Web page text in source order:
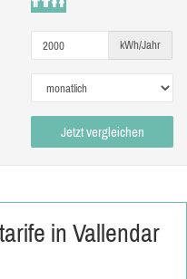
kWh/Jahr
Jetzt vergleichen
in Vallendar